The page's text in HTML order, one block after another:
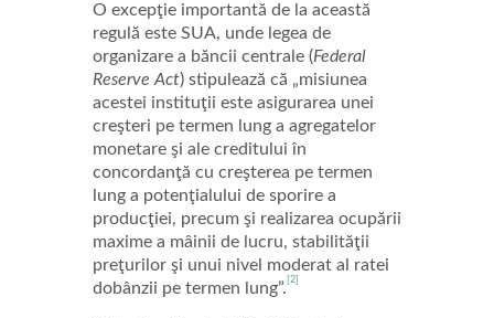
O excepţie importantă de la această
regulă este SUA, unde legea de
organizare a băncii centrale (Federal
Reserve Act) stipulează că „misiunea
acestei instituţii este asigurarea unei
creşteri pe termen lung a agregatelor
monetare şi ale creditului în
concordanţă cu creşterea pe termen
lung a potenţialului de sporire a
producţiei, precum şi realizarea ocupării
maxime a mâinii de lucru, stabilităţii
preţurilor şi unui nivel moderat al ratei
dobânzii pe termen lung”. [2]